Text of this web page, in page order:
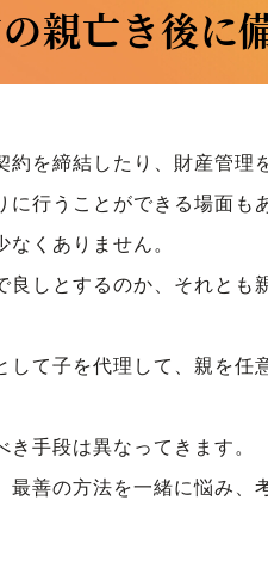
親亡き後に
を締結したり、財産管理
に行うことができる場面
なくありません。
良しとするのか、それと
して子を代理して、親を
手段は異なってきます。
善の方法を一緒に悩み、